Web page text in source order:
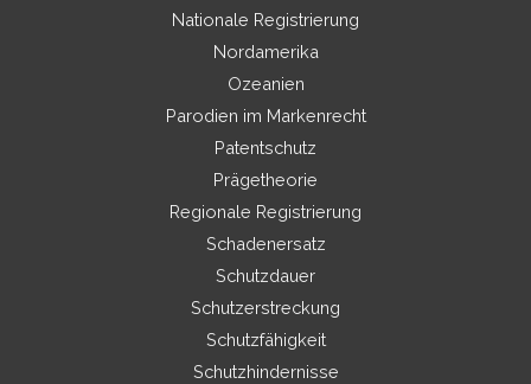
Nationale Registrierung
Nordamerika
Ozeanien
Parodien im Markenrecht
Patentschutz
Prägetheorie
Regionale Registrierung
Schadenersatz
Schutzdauer
Schutzerstreckung
Schutzfähigkeit
Schutzhindernisse